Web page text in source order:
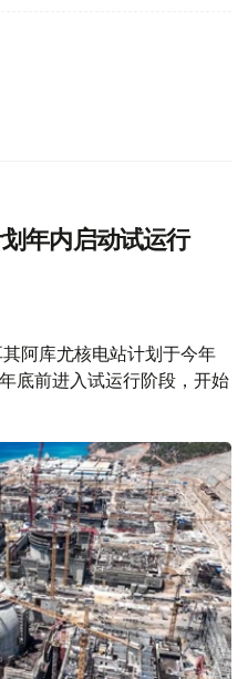
年内启动试运行
其阿库尤核电站计划于今年
底前进入试运行阶段，开始